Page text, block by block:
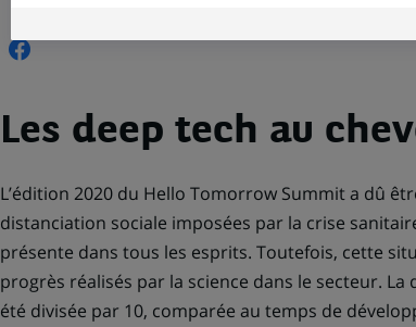
Les deep tech au
L’édition 2020 du Hello Tomorrow Summit a dû
distanciation sociale imposées par la crise
présente dans tous les esprits. Toutefois, cette
progrès réalisés par la science dans le secteur.
été divisée par 10, comparée au temps de